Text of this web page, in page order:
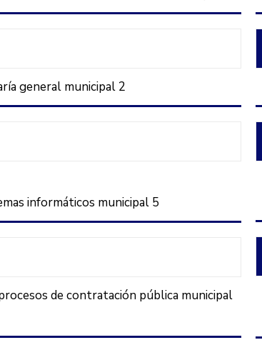
general municipal 2
informáticos municipal 5
de contratación pública municipal